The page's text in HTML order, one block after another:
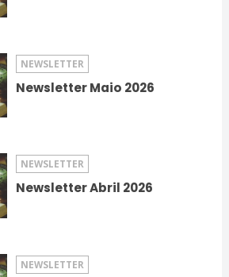
NEWSLETTER
Newsletter Maio 2026
NEWSLETTER
Newsletter Abril 2026
NEWSLETTER